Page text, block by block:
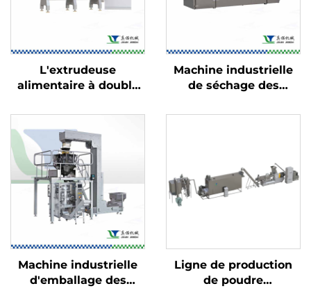
L'extrudeuse
alimentaire à double
Machine industrielle
de séchage des
Machine industrielle
d'emballage des
Ligne de production
de poudre